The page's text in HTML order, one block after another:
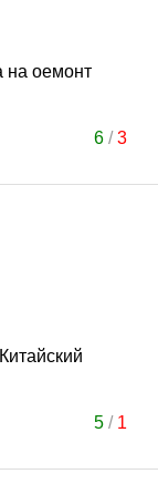
на оемонт
6/3
5/ 1